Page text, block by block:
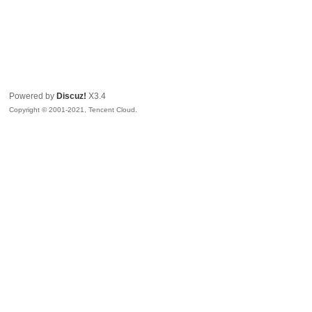
Powered by Discuz! X3.4
Copyright © 2001-2021, Tencent Cloud.